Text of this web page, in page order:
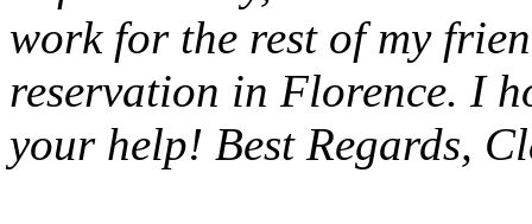
work for the rest of my
reservation in Florence. I
your help! Best Regards,